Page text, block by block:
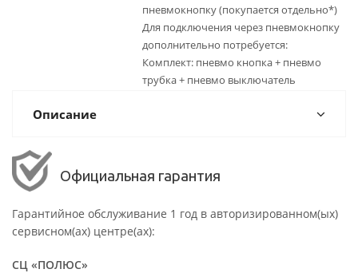
пневмокнопку (покупается отдельно*)
Для подключения через пневмокнопку
дополнительно потребуется:
Комплект: пневмо кнопка + пневмо
трубка + пневмо выключатель
Описание
Официальная гарантия
Гарантийное обслуживание 1 год в авторизированном(ых)
сервисном(ах) центре(ах):
СЦ «ПОЛЮС»